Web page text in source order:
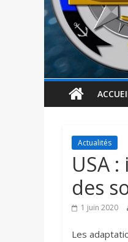
Actualités
USA
des
1 juin 2020
Les